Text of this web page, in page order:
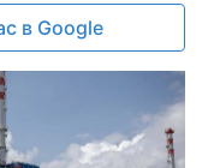
в Google